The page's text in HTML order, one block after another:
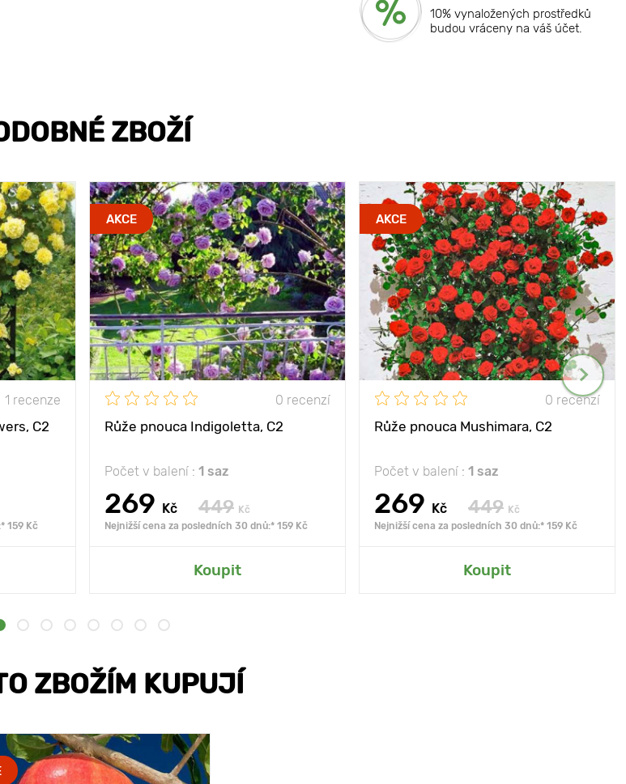
10% vynaložených prostředků
budou vráceny na váš účet.
ZBOŽÍ
1 recenze
C2
159 Kč
AKCE
0 recenzí
Růže pnouca Indigoletta, C2
Počet v balení : 1 saz
269 Kč 449 Kč
Nejnižší cena za posledních 30 dnů:* 159 Kč
Koupit
AKCE
0 recenzí
Růže pnouca Mushimara, C2
Počet v balení : 1 saz
269 Kč 449 Kč
Nejnižší cena za posledních 30 dnů:* 159 Kč
Koupit
ZBOŽÍM KUPUJÍ